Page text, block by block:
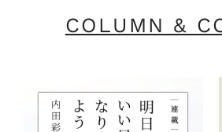
COLUMN &